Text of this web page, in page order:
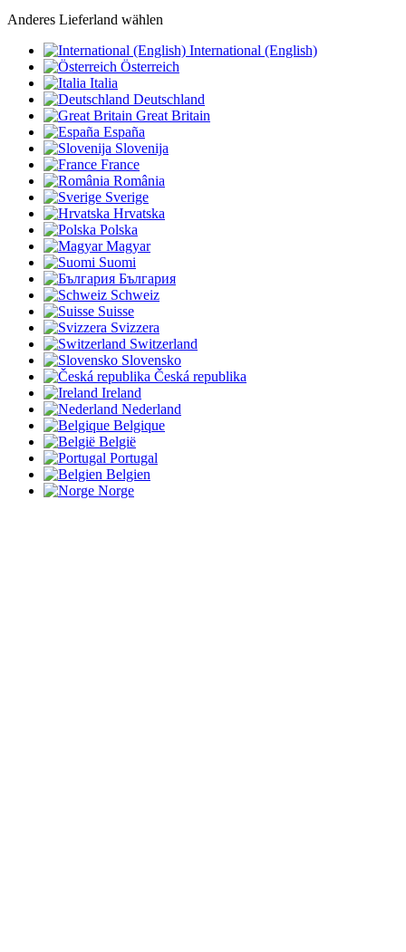
Anderes Lieferland wählen
International (English)
Österreich
Italia
Deutschland
Great Britain
España
Slovenija
France
România
Sverige
Hrvatska
Polska
Magyar
Suomi
България
Schweiz
Suisse
Svizzera
Switzerland
Slovensko
Česká republika
Ireland
Nederland
Belgique
België
Portugal
Belgien
Norge